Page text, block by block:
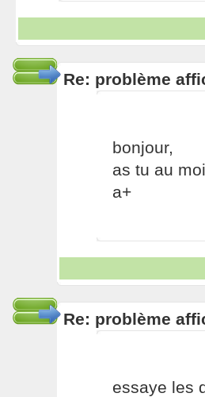
Re: problème
bonjour,
as tu au
a+
Re: problème
essaye les